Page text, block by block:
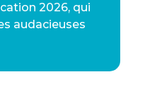
2026, qui
audacieuses